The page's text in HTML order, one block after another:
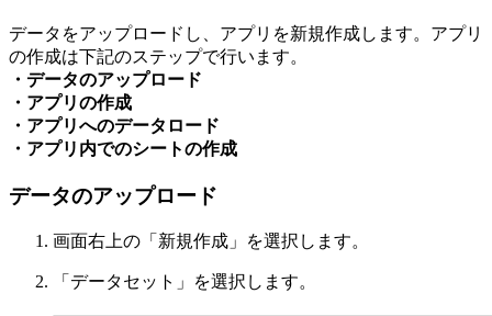
データをアップロードし、アプリを新規作成します。アプリ
の作成は下記のステップで行います。
・データのアップロード
・アプリの作成
・アプリへのデータロード
・アプリ内でのシートの作成
データのアップロード
画面右上の「新規作成」を選択します。
「データセット」を選択します。